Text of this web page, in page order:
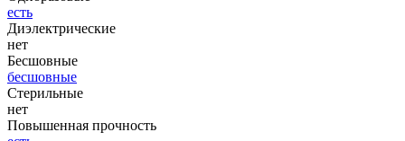
есть
Диэлектрические
нет
Бесшовные
бесшовные
Стерильные
нет
Повышенная прочность